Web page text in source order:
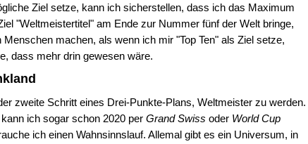
Ziel setze, kann ich sicherstellen, dass ich das Maximum
"Weltmeistertitel" am Ende zur Nummer fünf der Welt bringe,
machen, als wenn ich mir "Top Ten" als Ziel setze,
dass mehr drin gewesen wäre.
zweite Schritt eines Drei-Punkte-Plans, Weltmeister zu werden.
ich sogar schon 2020 per Grand Swiss oder World Cup
ich einen Wahnsinnslauf. Allemal gibt es ein Universum, in